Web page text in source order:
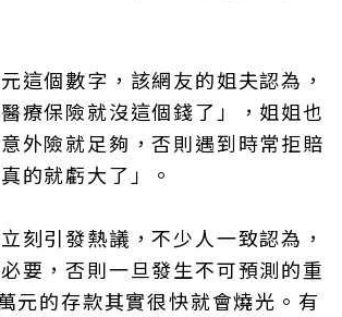
這個數字，該網友的姐夫認為，
醫療保險就沒這個錢了」，姐姐也
外險就足夠，否則遇到時常拒賠
的就虧大了」。
刻引發熱議，不少人一致認為，
要，否則一旦發生不可預測的重
元的存款其實很快就會燒光。有